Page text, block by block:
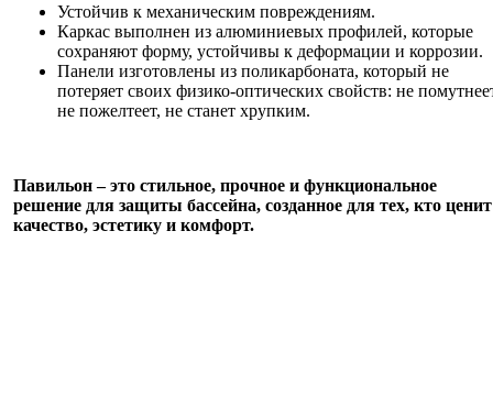
Устойчив к механическим повреждениям.
Каркас выполнен из алюминиевых профилей, которые
сохраняют форму, устойчивы к деформации и коррозии.
Панели изготовлены из поликарбоната, который не
потеряет своих физико-оптических свойств: не
не пожелтеет, не станет хрупким.
Павильон – это стильное, прочное и функциональное
решение для защиты бассейна, созданное для тех, кто ценит
качество, эстетику и комфорт.